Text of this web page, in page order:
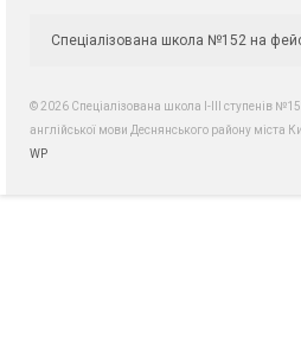
Спеціалізована школа №152 на
© 2026 Спеціалізована школа І-ІІІ ступенів
англійської мови Деснянського району міста
WP